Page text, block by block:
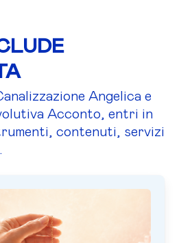
Angelica e
Acconto, entri in
contenuti, servizi